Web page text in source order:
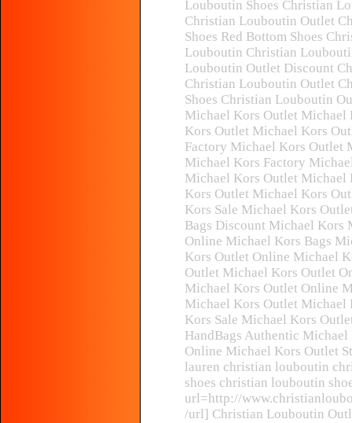
Louboutin Shoes Christian
Christian Louboutin Outlet
Shoes Red Bottom Shoes
Louboutin Christian
Louboutin Outlet Discount
Christian Louboutin Outlet
Shoes Christian Louboutin
Michael Kors Outlet Michael
Kors Outlet Michael Kors
Factory Michael Kors Outlet
Michael Kors Factory
Michael Kors Outlet Michael
Kors Outlet Michael Kors
Kors Sale Michael Kors
Bags Discount Michael Kors
Online Michael Kors Bags
Kors Outlet Online Michael
Outlet Michael Kors Outlet
Michael Kors Outlet Online
Michael Kors Outlet Michael
Kors Sale Michael Kors
HandBags Authentic
Online Michael Kors Outlet
lauren christian louboutin
shoes christian louboutin
url=http://
/url] Christian Louboutin